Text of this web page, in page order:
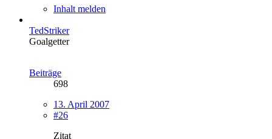
Inhalt melden
TedStriker
Goalgetter
Beiträge
698
13. April 2007
#26
Zitat